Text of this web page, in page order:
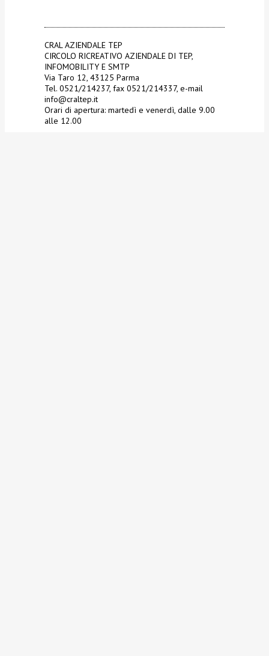
CRAL AZIENDALE TEP
CIRCOLO RICREATIVO AZIENDALE DI TEP,
INFOMOBILITY E SMTP
Via Taro 12, 43125 Parma
Tel. 0521/214237, fax 0521/214337, e-mail
info@craltep.it
Orari di apertura: martedì e venerdì, dalle 9.00
alle 12.00